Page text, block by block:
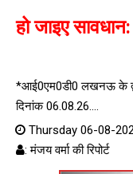
हो जाइए सावधान:
*आई0एम0डी0 लखनऊ के
दिनांक 06.08.26....
Thursday 06-08-
: मंजय वर्मा की रिपोर्ट